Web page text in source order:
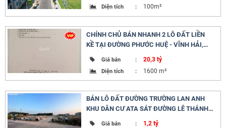
Diện tích : 100m²
CHÍNH CHỦ BÁN NHANH 2 LÔ ĐẤT LIỀN
KỀ TẠI ĐƯỜNG PHƯỚC HUỆ - VĨNH HẢI,
Giá bán : 20,3 tỷ
Diện tích : 1600 m²
BÁN LÔ ĐẤT ĐƯỜNG TRƯỜNG LAN ANH
KHU DÂN CƯ ATA SÁT ĐƯỜNG LÊ THÁNH
TÔNG
Giá bán : 1,2 tỷ